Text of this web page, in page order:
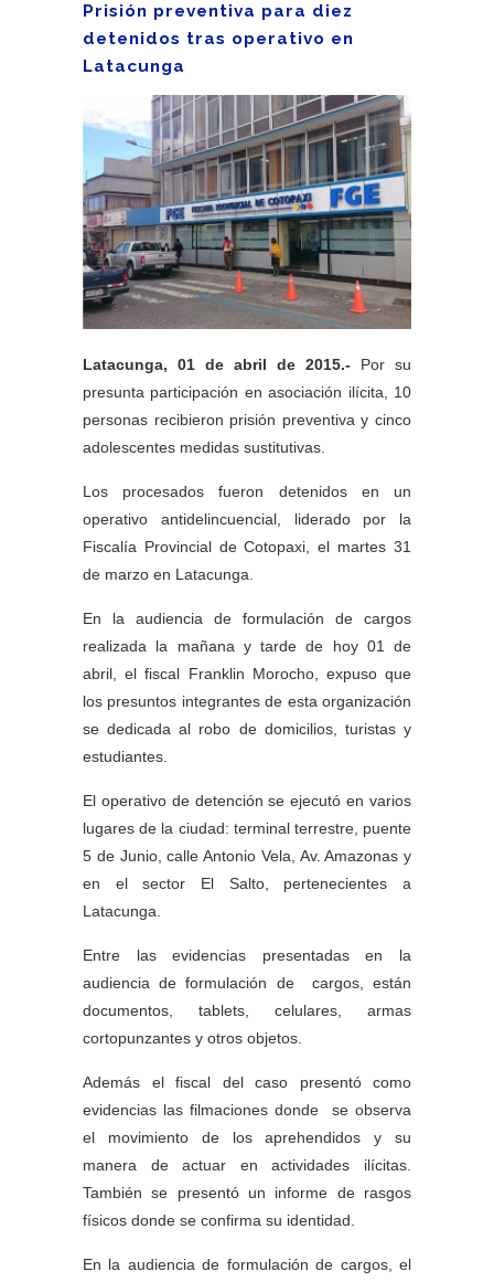
Prisión preventiva para diez
detenidos tras operativo en
Latacunga
Latacunga, 01 de abril de 2015.- Por su
presunta participación en asociación ilícita, 10
personas recibieron prisión preventiva y cinco
adolescentes medidas sustitutivas.
Los procesados fueron detenidos en un
operativo antidelincuencial, liderado por la
Fiscalía Provincial de Cotopaxi, el martes 31
de marzo en Latacunga.
En la audiencia de formulación de cargos
realizada la mañana y tarde de hoy 01 de
abril, el fiscal Franklin Morocho, expuso que
los presuntos integrantes de esta organización
se dedicada al robo de domicilios, turistas y
estudiantes.
El operativo de detención se ejecutó en varios
lugares de la ciudad: terminal terrestre, puente
5 de Junio, calle Antonio Vela, Av. Amazonas y
en el sector El Salto, pertenecientes a
Latacunga.
Entre las evidencias presentadas en la
audiencia de formulación de cargos, están
documentos, tablets, celulares, armas
cortopunzantes y otros objetos.
Además el fiscal del caso presentó como
evidencias las filmaciones donde se observa
el movimiento de los aprehendidos y su
manera de actuar en actividades ilícitas.
También se presentó un informe de rasgos
físicos donde se confirma su identidad.
En la audiencia de formulación de cargos, el